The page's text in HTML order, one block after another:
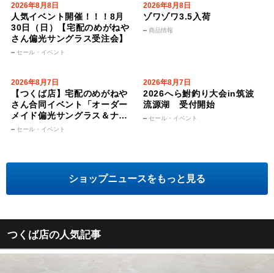
2026年8月8日
人気イベント開催！！！8月
30日（日）【宅配のめがねや
さん偏光サングラス受注会】
セール・イベント
2026年8月8日
ゾワゾワ3.5入荷
商品情報
2026年8月7日
【つくば店】宅配のめがねや
さん合同イベント「オーダー
メイド偏光サングラス＆ナイ
トオレンジ受注会」
セール・イベント
2026年8月7日
2026へら鮒釣り大会in筑波
流源湖 受付開始
セール・イベント
ショップニュースをもっと見る
つくば店の人気記事